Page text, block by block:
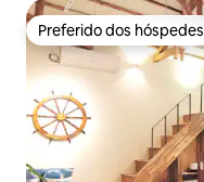
Preferido dos hóspedes
Preferido dos hóspedes